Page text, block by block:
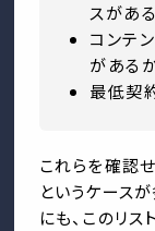
スがあ
コンテ
がある
最低契
これらを確認
というケース
にも、このリス